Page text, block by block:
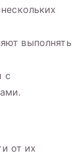
выполнять
с
от их